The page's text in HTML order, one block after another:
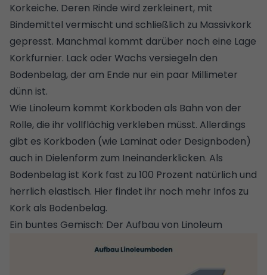
Korkeiche. Deren Rinde wird zerkleinert, mit
Bindemittel vermischt und schließlich zu Massivkork
gepresst. Manchmal kommt darüber noch eine Lage
Korkfurnier. Lack oder Wachs versiegeln den
Bodenbelag, der am Ende nur ein paar Millimeter
dünn ist.
Wie Linoleum kommt Korkboden als Bahn von der
Rolle, die ihr vollflächig verkleben müsst. Allerdings
gibt es Korkboden (wie Laminat oder Designboden)
auch in Dielenform zum Ineinanderklicken. Als
Bodenbelag ist Kork fast zu 100 Prozent natürlich und
herrlich elastisch. Hier findet ihr noch mehr Infos zu
Kork als Bodenbelag.
Ein buntes Gemisch: Der Aufbau von Linoleum